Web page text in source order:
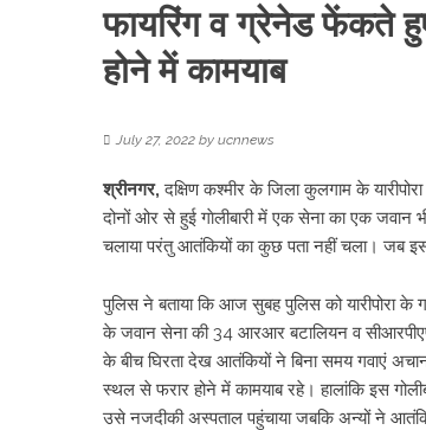
फायरिंग व ग्रेनेड फेंकते
होने में कामयाब
July 27, 2022 by ucnnews
श्रीनगर,दक्षिण कश्मीर के जिला कुलगाम के
दोनों ओर से हुई गाेलीबारी में एक सेना का एक
चलाया परंतु आतंकियों का कुछ पता नहीं चला। जब
पुलिस ने बताया कि आज सुबह पुलिस को यारीपोरा के
के जवान सेना की 34 आरआर बटालियन व
के बीच घिरता देख आतंकियों ने बिना समय गवाएं
स्थल से फरार होने में कामयाब रहे। हालांकि इस
उसे नजदीकी अस्पताल पहुंचाया जबकि अन्यों ने